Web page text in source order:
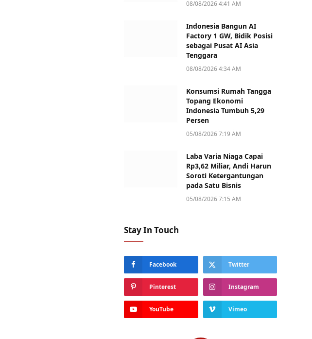
08/08/2026 4:41 AM
Indonesia Bangun AI
Factory 1 GW, Bidik Posisi
sebagai Pusat AI Asia
Tenggara
08/08/2026 4:34 AM
Konsumsi Rumah Tangga
Topang Ekonomi
Indonesia Tumbuh 5,29
Persen
05/08/2026 7:19 AM
Laba Varia Niaga Capai
Rp3,62 Miliar, Andi Harun
Soroti Ketergantungan
pada Satu Bisnis
05/08/2026 7:15 AM
Stay In Touch
Facebook Twitter
Pinterest Instagram
YouTube Vimeo